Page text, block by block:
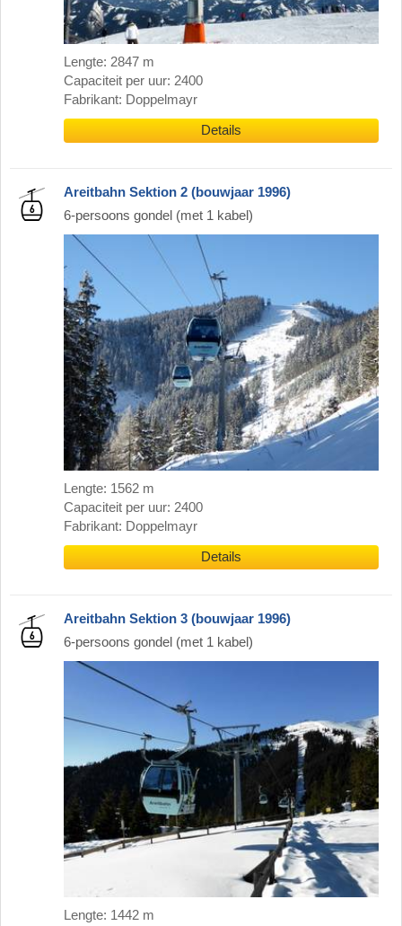
Lengte: 2847 m
Capaciteit per uur: 2400
Fabrikant: Doppelmayr
Details
Areitbahn Sektion 2 (bouwjaar 1996)
6-persoons gondel (met 1 kabel)
Lengte: 1562 m
Capaciteit per uur: 2400
Fabrikant: Doppelmayr
Details
Areitbahn Sektion 3 (bouwjaar 1996)
6-persoons gondel (met 1 kabel)
Lengte: 1442 m